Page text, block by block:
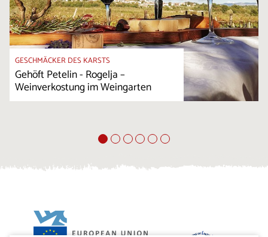
GESCHMÄCKER DES KARSTS
Gehöft Petelin - Rogelja –
Weinverkostung im Weingarten